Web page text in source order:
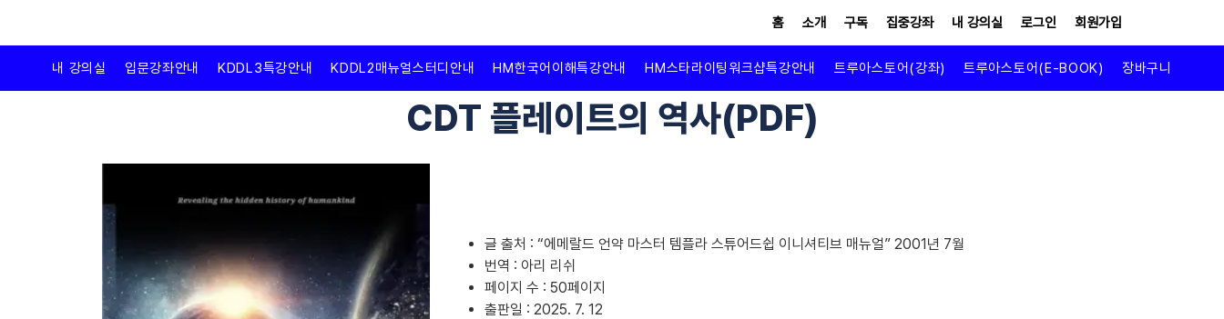
홈 소개 구독 집중강좌 내 강의실 로그인 회원가입
내 강의실 입문강좌안내 KDDL3특강안내 KDDL2매뉴얼스터디안내 HM한국어이해특강안내 HM스타라이팅워크샵특강안내 트루아스토어(강좌) 트루아스토어(E-BOOK) 장바구니
CDT 플레이트의 역사(PDF)
글 출처 : “에메랄드 언약 마스터 템플라 스튜어드쉽 이니셔티브 매뉴얼” 2001년 7월
번역 : 아리 리쉬
페이지 수 : 50페이지
출판일 : 2025. 7. 12